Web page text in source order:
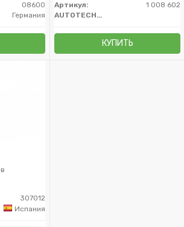
08600
Германия
Артикул:
1 008 602
AUTOTECHTEILE
КУПИТЬ
307012
Испания